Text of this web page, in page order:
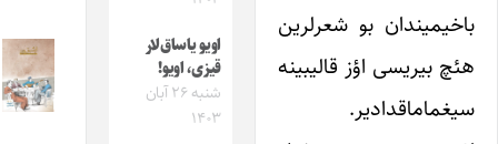
بو شعرلرین
بیریسی اؤز قالیبینه
اویو یاساق‌لار
قیزی، اویو!
شنبه ۲۶ آبان